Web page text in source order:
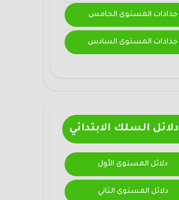
جذاذات المستوى الخامس
جذاذات المستوى السادس
دلائل السلك الابتدائي
دلائل المستوى الأول
دلائل المستوى الثاني